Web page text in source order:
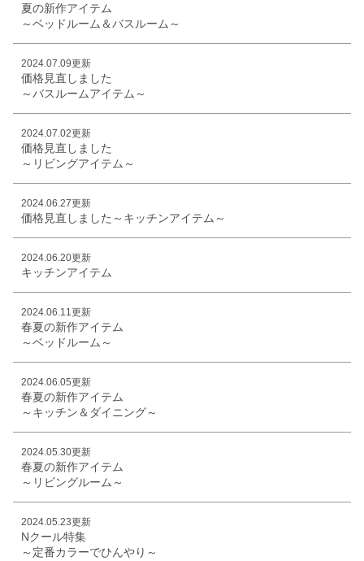
夏の新作アイテム
～ベッドルーム＆バスルーム～
2024.07.09更新
価格見直しました
～バスルームアイテム～
2024.07.02更新
価格見直しました
～リビングアイテム～
2024.06.27更新
価格見直しました～キッチンアイテム～
2024.06.20更新
キッチンアイテム
2024.06.11更新
春夏の新作アイテム
～ベッドルーム～
2024.06.05更新
春夏の新作アイテム
～キッチン＆ダイニング～
2024.05.30更新
春夏の新作アイテム
～リビングルーム～
2024.05.23更新
Nクール特集
～定番カラーでひんやり～